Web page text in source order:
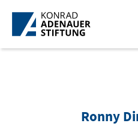
Skip to Main Content
Ronny